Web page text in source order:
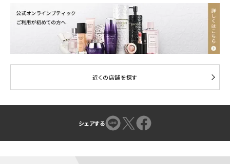
近くの店舗を探す
シェアする